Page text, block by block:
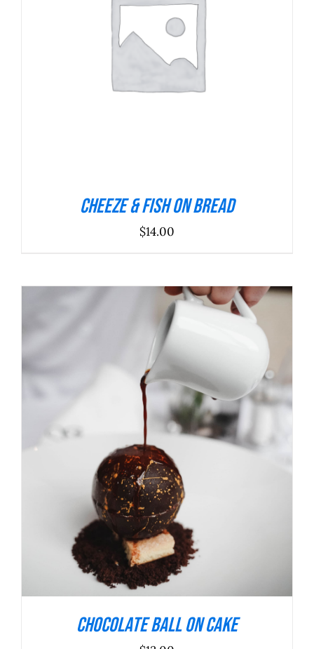
ADICIONAR DETALHES
Cheeze & Fish On Bread
$14.00
ADICIONAR / DETALHES
Chocolate Ball On Cake